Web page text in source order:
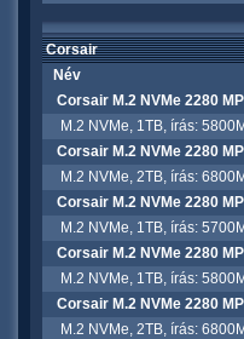
Corsair
Név
Corsair M.2 NVMe 2280
M.2 NVMe, 1TB, írás:
Corsair M.2 NVMe 2280
M.2 NVMe, 2TB, írás:
Corsair M.2 NVMe 2280
M.2 NVMe, 1TB, írás:
Corsair M.2 NVMe 2280
M.2 NVMe, 1TB, írás:
Corsair M.2 NVMe 2280
M.2 NVMe, 2TB, írás: